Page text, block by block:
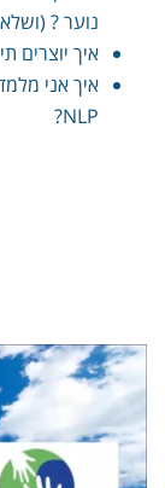
נוער ?
איך יוצרים
איך אני
NLP?